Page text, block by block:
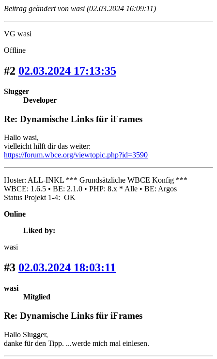
Beitrag geändert von wasi (02.03.2024 16:09:11)
VG wasi
Offline
#2 02.03.2024 17:13:35
Slugger
Developer
Re: Dynamische Links für iFrames
Hallo wasi,
vielleicht hilft dir das weiter:
https://forum.wbce.org/viewtopic.php?id=3590
Hoster: ALL-INKL *** Grundsätzliche WBCE Konfig ***
WBCE: 1.6.5 • BE: 2.1.0 • PHP: 8.x * Alle • BE: Argos
Status Projekt 1-4: OK
Online
Liked by:
wasi
#3 02.03.2024 18:03:11
wasi
Mitglied
Re: Dynamische Links für iFrames
Hallo Slugger,
danke für den Tipp. ...werde mich mal einlesen.